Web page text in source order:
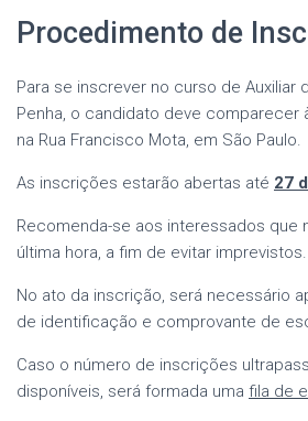
Procedimento de
Para se inscrever no curso de Auxiliar
Penha, o candidato deve comparecer
na Rua Francisco Mota, em São Paulo.
As inscrições estarão abertas até 27
Recomenda-se aos interessados que
última hora, a fim de evitar imprevistos.
No ato da inscrição, será necessário
de identificação e comprovante de
Caso o número de inscrições
disponíveis, será formada uma fila de